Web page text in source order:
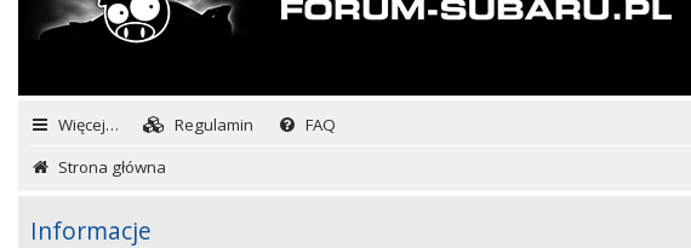
Więcej… Regulamin FAQ
Strona główna
Informacje